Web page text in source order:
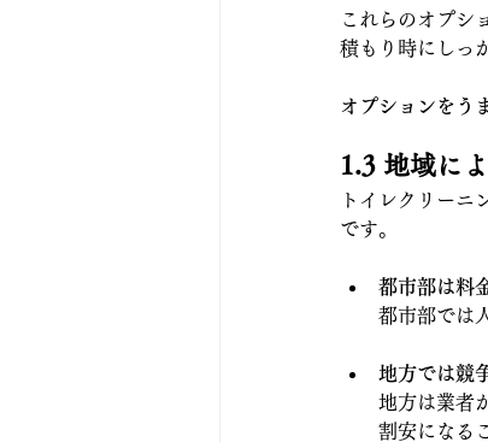
これらのオプシ
積もり時にしっ
オプションをう
1.3 地域に
トイレクリーニ
です。
都市部は料
都市部では
地方では競
地方は業者
割安になる